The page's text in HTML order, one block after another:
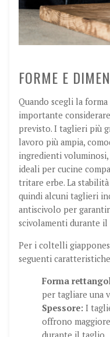
FORME E
Quando scegli la
importante
previsto. I taglieri più
lavoro più ampia,
ingredienti
ideali per cucine
tritare erbe. La
quindi alcuni taglieri
antiscivolo per
scivolamenti durante il
Per i coltelli
seguenti
Forma
per tagliare una
Spessore: I
offrono
durante il taglio.